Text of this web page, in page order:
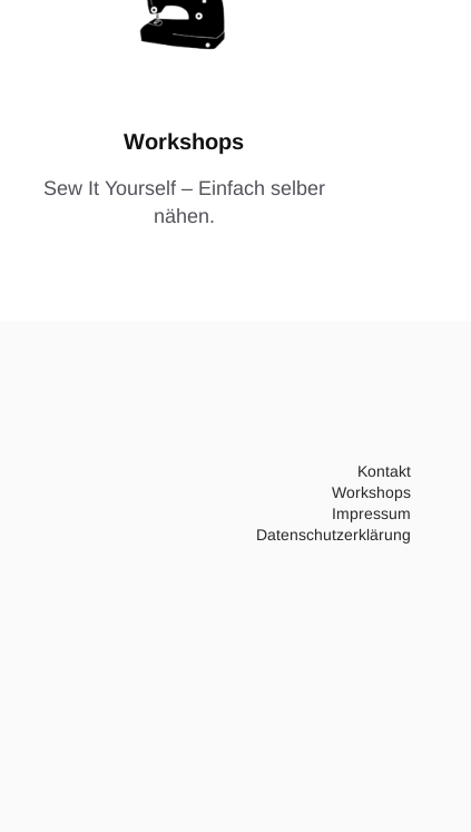
Workshops
Sew It Yourself – Einfach selber
nähen.
Kontakt
Workshops
Impressum
Datenschutzerklärung